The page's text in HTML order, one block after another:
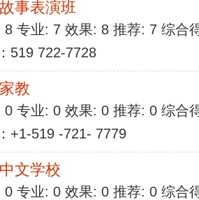
事表演班
8 专业: 7 效果: 8 推荐: 7 综合
519 722-7728
教
0 专业: 0 效果: 0 推荐: 0 综合
+1-519 -721- 7779
文学校
0 专业: 0 效果: 0 推荐: 0 综合